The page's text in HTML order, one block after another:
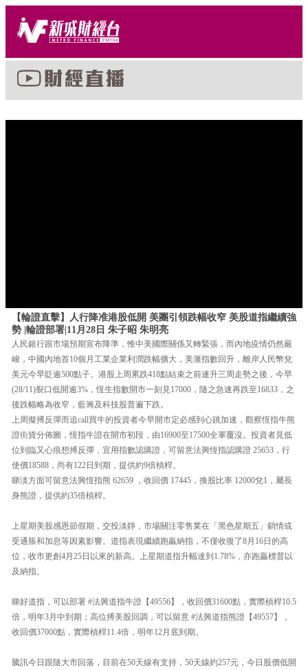
【輪證直擊】人行降准港股低開 美團引領跌幅收窄 美股道指繼續強
勢 |輪證部署|11月28日 朱子昭 朱明亮
人民銀行跟市場預期宣布降準，惟中美國際關係又轉緊張，而內地疫情仍然嚴
峻，中國內地首10個月工業企業利潤跌幅擴大，美滙指數回升，離岸人民幣兌
美元今早貶逾500點子。港股上周累跌418點結束之前連升三周走勢之後，今早
(28/11)裂口低開逾3%，恆生指數開市一刻見17000，隨之急速再跌至16833，之
後跌幅略為收窄，藍籌及科技股普遍下跌。
上周擬搏反彈而追call買牛的投資者今早開市定必感到心跳加速，觀察恆指牛熊
證街貨分佈圖，恆指牛證在開市初段，由16900至17500全軍覆沒。投資者見低
位到臨又心痕想搏反彈，宜用指數認購證，可留意法興恆指認購證 25653，行
使價18588，尚有122日到期，提供約9倍槓桿。
睇淡方面可留意法興恆指熊 62659 ，收回價 17445，換股比率 12000兌1，屬長
身熊證，提供約35倍槓桿。
上星期美股感恩節假期，交投淡靜，市場關注零售業在「黑色星期五」銷情或
受通脹和加息等因素影響。道指表現繼續跑贏納指，不僅收復了8月16日的高
位，收市更創4月25日以來的新高。上星期道指升幅達到1.78%，亦跑贏標普以
及納指。
睇好道指，可以部署 #法興道指牛證【49556】，收回價31600點，實際槓桿10.5
倍，明年3月中到期；高位搏美股回調，可以留意 #法興道指熊證【49557】，
收回價37000點，實際槓桿11.4倍，明年12月底到期。
騰訊今日跟隨大市回落，目前在50天線有支持，50天線約257元，今日股價低開